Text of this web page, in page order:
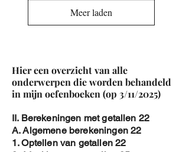
Meer laden
Hier een overzicht van alle
onderwerpen die worden behandeld
in mijn oefenboeken (op 3/11/2025)
II. Berekeningen met getallen 22
A. Algemene berekeningen 22
1. Optellen van getallen 22